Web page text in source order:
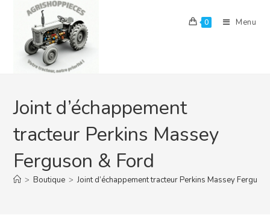
content
0 Menu
Joint d’échappement
tracteur Perkins Massey
Ferguson & Ford
> Boutique > Joint d’échappement tracteur Perkins Massey